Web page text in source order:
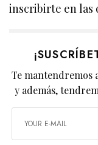
inscribirte en las
Te mantendremos
y además,